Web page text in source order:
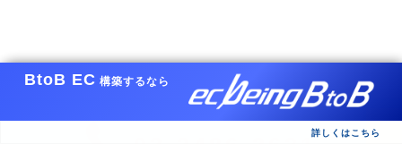
BtoB EC 構築するなら
詳しくはこちら